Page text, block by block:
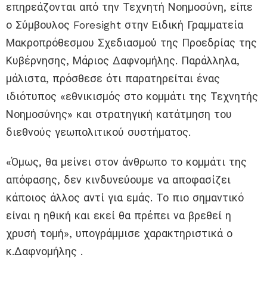
επηρεάζονται από την Τεχνητή Νοημοσύνη, είπε
ο Σύμβουλος Foresight στην Ειδική Γραμματεία
Μακροπρόθεσμου Σχεδιασμού της Προεδρίας της
Κυβέρνησης, Μάριος Δαφνομήλης. Παράλληλα,
μάλιστα, πρόσθεσε ότι παρατηρείται ένας
ιδιότυπος «εθνικισμός στο κομμάτι της Τεχνητής
Νοημοσύνης» και στρατηγική κατάτμηση του
διεθνούς γεωπολιτικού συστήματος.
«Όμως, θα μείνει στον άνθρωπο το κομμάτι της
απόφασης, δεν κινδυνεύουμε να αποφασίζει
κάποιος άλλος αντί για εμάς. Το πιο σημαντικό
είναι η ηθική και εκεί θα πρέπει να βρεθεί η
χρυσή τομή», υπογράμμισε χαρακτηριστικά ο
κ.Δαφνομήλης .